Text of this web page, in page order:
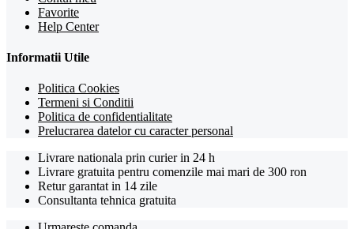
Favorite
Help Center
Informatii Utile
Politica Cookies
Termeni si Conditii
Politica de confidentialitate
Prelucrarea datelor cu caracter personal
Livrare nationala prin curier in 24 h
Livrare gratuita pentru comenzile mai mari de 300 ron
Retur garantat in 14 zile
Consultanta tehnica gratuita